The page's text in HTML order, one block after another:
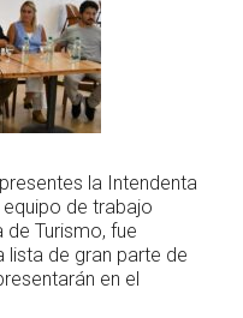
la Intendenta
de trabajo
Turismo, fue
de gran parte de
en el